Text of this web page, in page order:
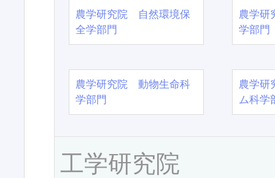
農学研究院 自然環境保
全学部門
農学
学部門
農学研究院 動物生命科
学部門
農学
ム科学
工学研究院